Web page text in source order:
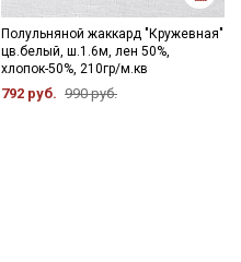
Полульняной жаккард "Кружевная"
цв.белый, ш.1.6м, лен 50%,
хлопок-50%, 210гр/м.кв
792 руб. 990 руб.